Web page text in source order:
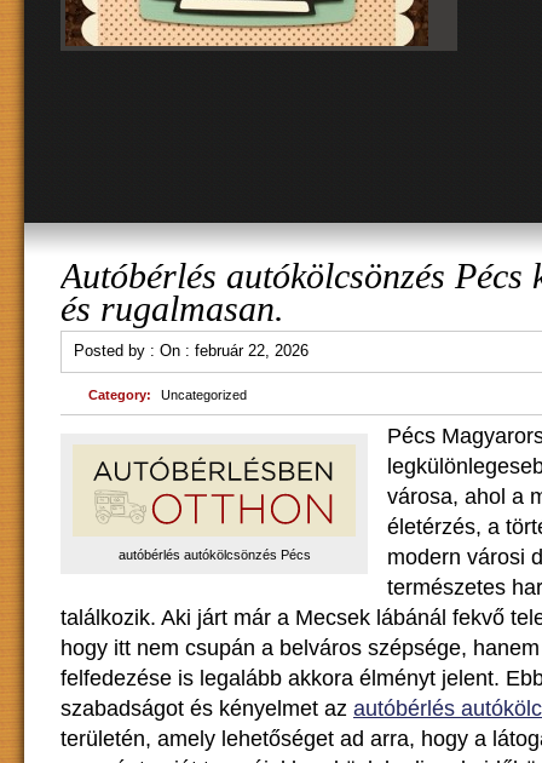
Autóbérlés autókölcsönzés Pécs
és rugalmasan.
Posted by : On : február 22, 2026
Category: Uncategorized
autóbérlés autókölcsönzés Pécs
Pécs
városa, ahol a
életérzés, a
modern városi
természetes
találkozik. Aki járt már a Mecsek lábánál fekvő
hogy itt nem csupán a belváros szépsége,
felfedezése is legalább akkora élményt jelent.
szabadságot és kényelmet az autóbérlés
területén, amely lehetőséget ad arra, hogy a